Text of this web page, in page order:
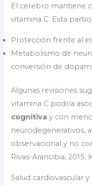
El cerebro mantiene
vitamina C. Esta
Protección frente al
Metabolismo de
conversión de
Algunas revisiones
vitamina C podría
cognitiva y con
neurodegenerativos,
observacional y no
Rivas-Arancibia, 2015;
Salud cardiovascular